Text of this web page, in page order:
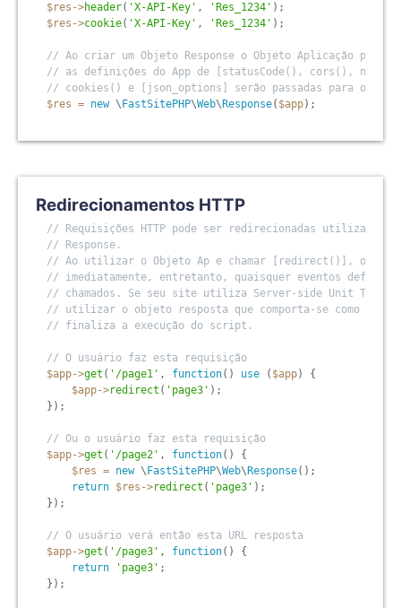
$res ->header( 'X-API-Key' , 'Res_1234' ) ;
$res ->cookie( 'X-API-Key' , 'Res_1234' ) ;
// Ao criar um Objeto Response o Objeto Aplicação pode
// as definições do App de [statusCode(), cors(),
// cookies() e [json_options] serão passadas para o
$res = new \ FastSitePHP\Web\ Response( $app) ;
Redirecionamentos HTTP
// Requisições HTTP pode ser redirecionadas utilizando
// Response.
// Ao utilizar o Objeto Ap e chamar [redirect()], o
// imediatamente, entretanto, quaisquer eventos
// chamados. Se seu site utiliza Server-side Unit
// utilizar o objeto resposta que comporta-se como uma
// finaliza a execução do script.
// O usuário faz esta requisição
$app->get ( '/page1' , function( ) use ( $app)
{
$app->redirect ( 'page3' ) ;
} ) ;
// Ou o usuário faz esta requisição
$app->get ( '/page2' , function( )
{
$res = new \ FastSitePHP\Web\ Response( ) ;
return $res ->redirect ( 'page3' ) ;
} ) ;
// O usuário verá então esta URL resposta
$app->get ( '/page3' , function( )
{
return
'page3' ;
} ) ;